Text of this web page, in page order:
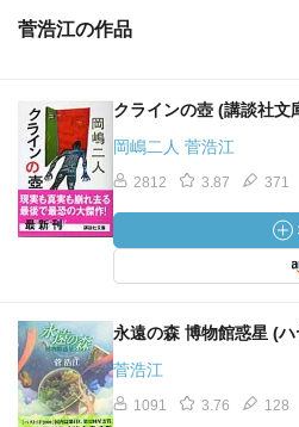
菅浩江の作品
クラインの壺 (講談社文
岡嶋二人 菅浩江
2812 3.87 371
永遠の森 博物館惑星 (
菅浩江
1091 3.76 128